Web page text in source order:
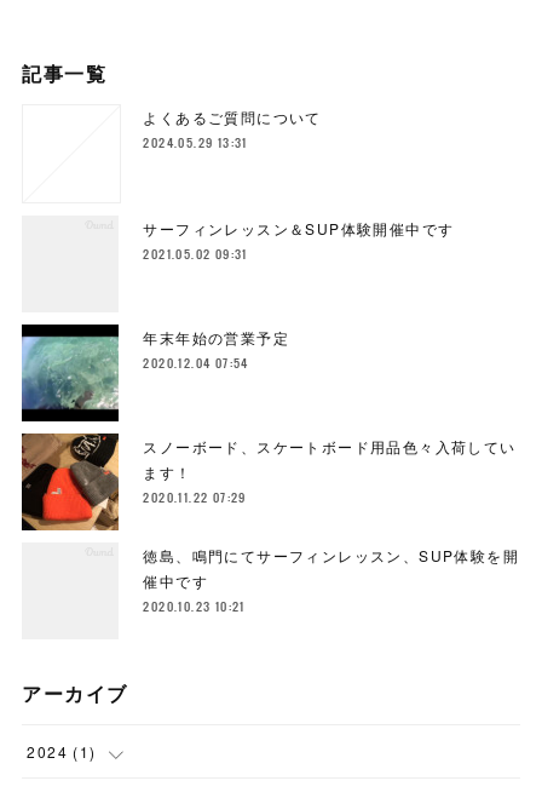
記事一覧
よくあるご質問について
2024.05.29 13:31
サーフィンレッスン＆SUP体験開催中です
2021.05.02 09:31
年末年始の営業予定
2020.12.04 07:54
スノーボード、スケートボード用品色々入荷してい
ます！
2020.11.22 07:29
徳島、鳴門にてサーフィンレッスン、SUP体験を開
催中です
2020.10.23 10:21
アーカイブ
2024 (1)